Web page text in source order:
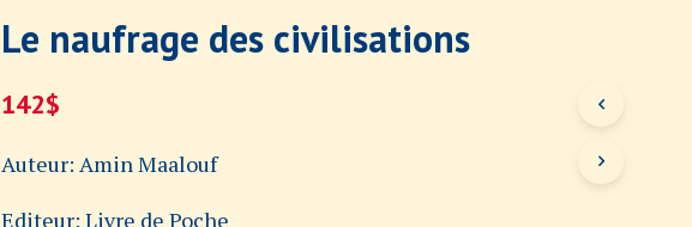
Le naufrage des civilisations
142$
Auteur: Amin Maalouf
Editeur: Livre de Poche